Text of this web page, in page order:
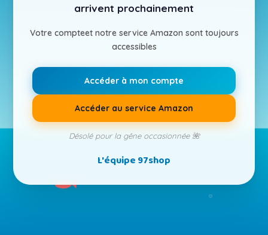
arrivent prochainement
Votre compteet notre service Amazon sont toujours
accessibles
Accéder à mon compte
Accéder au service Amazon
Désolé pour la gêne occasionnée 🌺
L'équipe 97shop